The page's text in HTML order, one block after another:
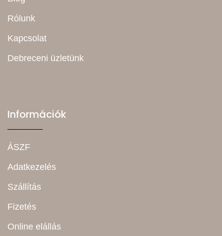
Rólunk
Kapcsolat
Debreceni üzletünk
Információk
ÁSZF
Adatkezelés
Szállítás
Fizetés
Online elállás